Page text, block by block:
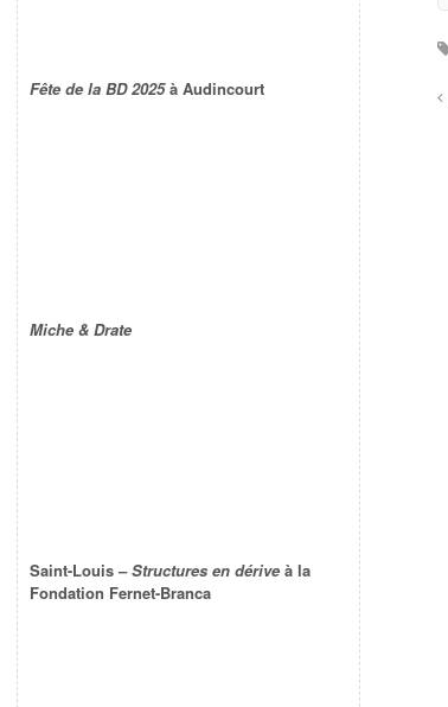
Fête de la BD 2025à Audincourt
Miche & Drate
Saint-Louis –Structures en dérive à la
Fondation Fernet-Branca